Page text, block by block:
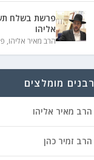
פרשת בשלח
אליהו
הרב מאיר אליהו,
רבנים מומלצים
הרב מאיר אליהו
הרב זמיר כהן